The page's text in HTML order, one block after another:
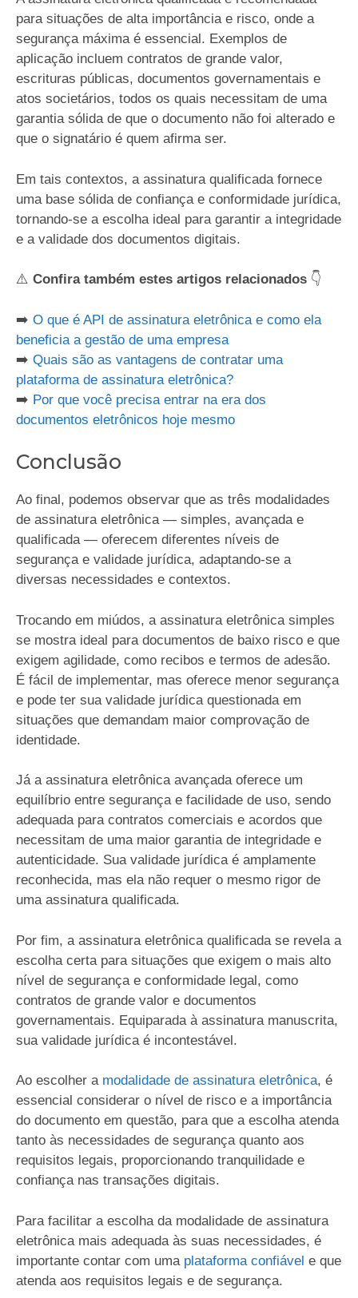
para situações de alta importância e risco, onde a
segurança máxima é essencial. Exemplos de
aplicação incluem contratos de grande valor,
escrituras públicas, documentos governamentais e
atos societários, todos os quais necessitam de uma
garantia sólida de que o documento não foi alterado e
que o signatário é quem afirma ser.
Em tais contextos, a assinatura qualificada fornece
uma base sólida de confiança e conformidade jurídica,
tornando-se a escolha ideal para garantir a integridade
e a validade dos documentos digitais.
⚠️ Confira também estes artigos relacionados 👇
➡️ O que é API de assinatura eletrônica e como ela
beneficia a gestão de uma empresa
➡️ Quais são as vantagens de contratar uma
plataforma de assinatura eletrônica?
➡️ Por que você precisa entrar na era dos
documentos eletrônicos hoje mesmo
Conclusão
Ao final, podemos observar que as três modalidades
de assinatura eletrônica — simples, avançada e
qualificada — oferecem diferentes níveis de
segurança e validade jurídica, adaptando-se a
diversas necessidades e contextos.
Trocando em miúdos, a assinatura eletrônica simples
se mostra ideal para documentos de baixo risco e que
exigem agilidade, como recibos e termos de adesão.
É fácil de implementar, mas oferece menor segurança
e pode ter sua validade jurídica questionada em
situações que demandam maior comprovação de
identidade.
Já a assinatura eletrônica avançada oferece um
equilíbrio entre segurança e facilidade de uso, sendo
adequada para contratos comerciais e acordos que
necessitam de uma maior garantia de integridade e
autenticidade. Sua validade jurídica é amplamente
reconhecida, mas ela não requer o mesmo rigor de
uma assinatura qualificada.
Por fim, a assinatura eletrônica qualificada se revela a
escolha certa para situações que exigem o mais alto
nível de segurança e conformidade legal, como
contratos de grande valor e documentos
governamentais. Equiparada à assinatura manuscrita,
sua validade jurídica é incontestável.
Ao escolher a modalidade de assinatura eletrônica, é
essencial considerar o nível de risco e a importância
do documento em questão, para que a escolha atenda
tanto às necessidades de segurança quanto aos
requisitos legais, proporcionando tranquilidade e
confiança nas transações digitais.
Para facilitar a escolha da modalidade de assinatura
eletrônica mais adequada às suas necessidades, é
importante contar com uma plataforma confiável e que
atenda aos requisitos legais e de segurança.